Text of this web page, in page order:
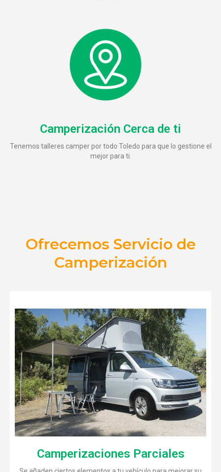
Camperización Cerca de ti
Tenemos talleres camper por todo Toledo para que lo gestione el
mejor para ti.
Ofrecemos Servicio de
Camperización
Camperizaciones Parciales